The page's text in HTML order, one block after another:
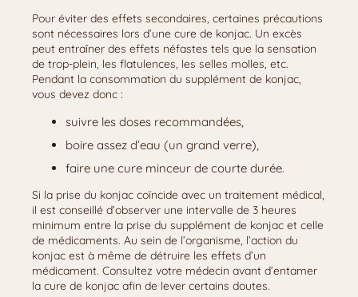
Pour éviter des effets secondaires, certaines précautions
sont nécessaires lors d’une cure de konjac. Un excès
peut entraîner des effets néfastes tels que la sensation
de trop-plein, les flatulences, les selles molles, etc.
Pendant la consommation du supplément de konjac,
vous devez donc :
suivre les doses recommandées,
boire assez d’eau (un grand verre),
faire une cure minceur de courte durée.
Si la prise du konjac coïncide avec un traitement médical,
il est conseillé d’observer une intervalle de 3 heures
minimum entre la prise du supplément de konjac et celle
de médicaments. Au sein de l’organisme, l’action du
konjac est à même de détruire les effets d’un
médicament. Consultez votre médecin avant d’entamer
la cure de konjac afin de lever certains doutes.